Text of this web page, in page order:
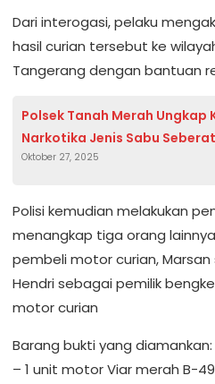
Dari interogasi, pelaku
hasil curian tersebut ke
Tangerang dengan bantuan
Polsek Tanah Merah Ungkap
Narkotika Jenis Sabu
Oktober 27, 2025
Polisi kemudian melakukan
menangkap tiga orang
pembeli motor curian,
Hendri sebagai pemilik
motor curian
Barang bukti yang diamankan:
– 1 unit motor Viar merah B-